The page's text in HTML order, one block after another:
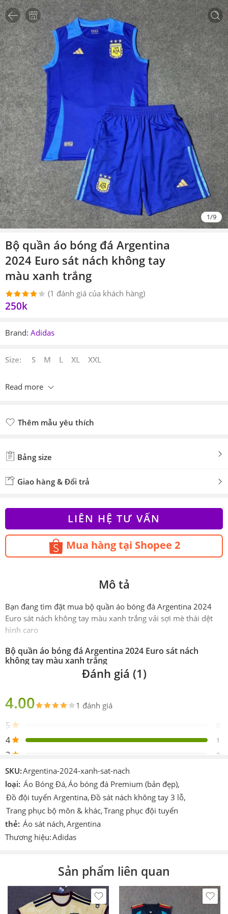
1/9
Bộ quần áo bóng đá Argentina
2024 Euro sát nách không tay
màu xanh trắng
4.00trên
trên
1
(1 đánh giá của khách hàng)
250k
Brand: Adidas
Size: S M L XL XXL
Read more
Thêm mẫu yêu thích
Bảng size
Giao hàng & Đổi trả
LIÊN HỆ TƯ VẤN
Mua hàng tại Shopee 2
Mô tả
Bạn đang tìm đặt mua bộ quần áo bóng đá Argentina 2024
Euro sát nách không tay màu xanh trắng vải sợi mè thái dệt
hình caro
Bộ quần áo bóng đá Argentina 2024 Euro sát nách
không tay màu xanh trắng
Sản
1 áo 1 quần
Thiết
kế
Adidas
Chi tiết
khác
In hoặc ép decan nhiệt cao tần.
Công
nghệ
Cmcn 4.0 dệt vi tính, ép nhiệt cao tần, nhuộm
sâu.
Size
Áo argentina 45 đến 90kg
hợp
Làm áo thi đấu, áo đá banh, đá bóng, áo team, áo
đội,…
In theo
Đánh giá (1)
4.00 1 đánh giá
5 0
4 1
3 0
2
1
Viết 1 đánh giá
Được
xếp hạng
OKe– 27/07/2024
Tương đối hài lòng, mát
SKU:Argentina-2024-xanh-sat-nach
loại: Áo Bóng Đá,Áo bóng đá Premium (bản đẹp),
Đồ đội tuyển Argentina,Đồ sát nách không tay 3 lỗ,
Trang phục bộ môn & khác,Trang phục đội tuyển
thẻ: Áo sát nách,Argentina
Thương hiệu:Adidas
Sản phẩm liên quan